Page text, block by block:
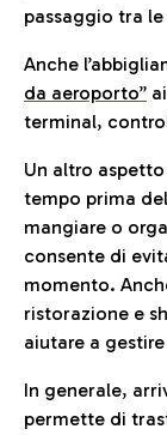
passaggio tra
Anche
da aeroporto” a
terminal,
Un altro
tempo prima
mangiare o
consente di
momento.
ristorazione e
aiutare a
In generale,
permette di